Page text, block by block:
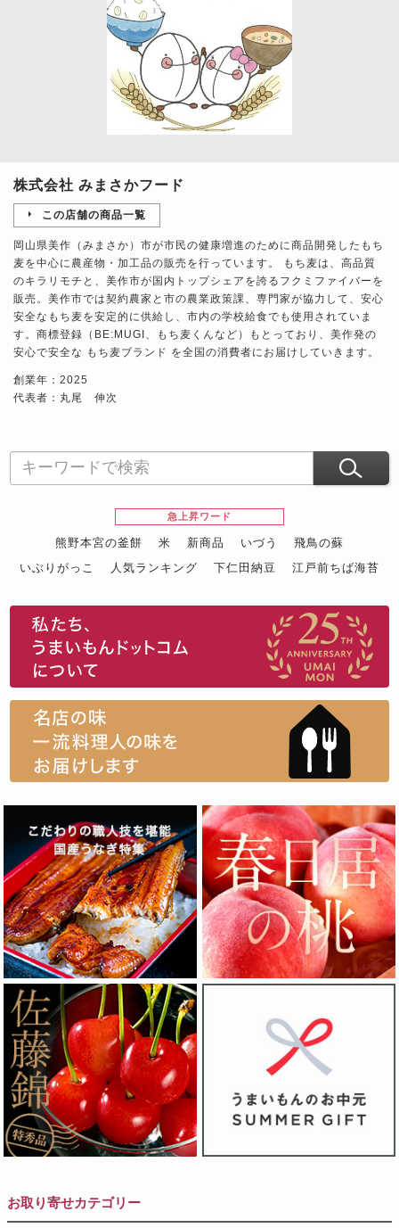
株式会社 みまさかフード
この店舗の商品一覧
岡山県美作（みまさか）市が市民の健康増進のために商品開発したもち
麦を中心に農産物・加工品の販売を行っています。 もち麦は、高品質
のキラリモチと、美作市が国内トップシェアを誇るフクミファイバーを
販売。美作市では契約農家と市の農業政策課、専門家が協力して、安心
安全なもち麦を安定的に供給し、市内の学校給食でも使用されていま
す。商標登録（BE:MUGI、もち麦くんなど）もとっており、美作発の
安心で安全な もち麦ブランド を全国の消費者にお届けしていきます。
創業年：2025
代表者：丸尾 伸次
急上昇ワード
熊野本宮の釜餅 米 新商品 いづう
飛鳥の蘇
いぶりがっこ
人気ランキング 下仁田納豆
江戸前ちば海苔
お取り寄せカテゴリー